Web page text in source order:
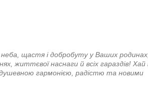
щастя і добробуту у Ваших родинах,
життєвої наснаги й всіх гараздів!
гармонією, радістю та новими